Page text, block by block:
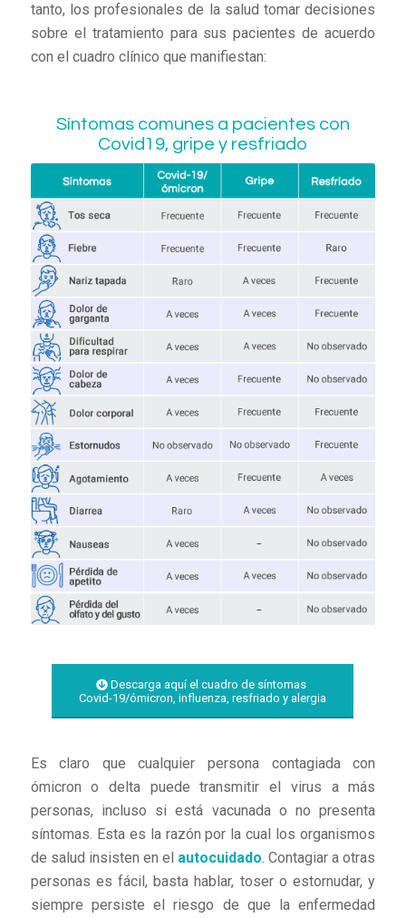
tanto, los profesionales de la salud tomar decisiones
sobre el tratamiento para sus pacientes de acuerdo
con el cuadro clínico que manifiestan:
Síntomas comunes a pacientes con
Covid19, gripe y resfriado
Descarga aquí el cuadro de síntomas
Covid-19/ómicron, influenza, resfriado y alergia
Es claro que cualquier persona contagiada con
ómicron o delta puede transmitir el virus a más
personas, incluso si está vacunada o no presenta
síntomas. Esta es la razón por la cual los organismos
de salud insisten en el autocuidado. Contagiar a otras
personas es fácil, basta hablar, toser o estornudar, y
siempre persiste el riesgo de que la enfermedad